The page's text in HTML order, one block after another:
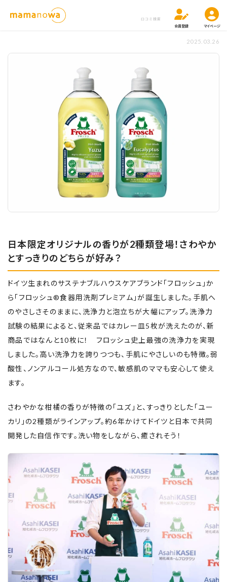
口コミ検索
会員登録
マイページ
2025.03.26
日本限定オリジナルの香りが2種類登場！さわやか
とすっきりのどちらが好み？
ドイツ生まれのサステナブルハウスケアブランド「フロッシュ」か
ら「フロッシュ®食器用洗剤プレミアム」が誕生しました。手肌へ
のやさしさそのままに、洗浄力と泡立ちが大幅にアップ。洗浄力
試験の結果によると、従来品ではカレー皿5枚が洗えたのが、新
商品ではなんと10枚に！ フロッシュ史上最強の洗浄力を実現
しました。高い洗浄力を誇りつつも、手肌にやさしいのも特徴。弱
酸性、ノンアルコール処方なので、敏感肌のママも安心して使え
ます。
さわやかな柑橘の香りが特徴の「ユズ」と、すっきりとした「ユー
カリ」の2種類がラインアップ。約6年かけてドイツと日本で共同
開発した自信作です。洗い物をしながら、癒されそう！